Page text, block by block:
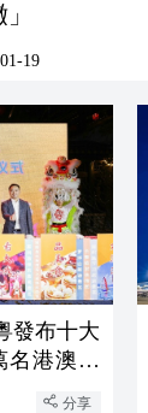
19
發布十大
分享